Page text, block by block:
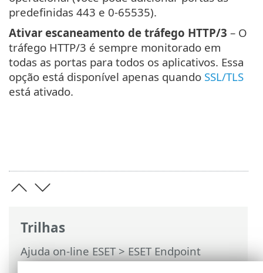
Trilhas
Ajuda on-line ESET>ESET Endpoint
Antivirus>Configuração avançada>
predefinidas 443 e 0-65535).
Ativar escaneamento de tráfego HTTP/3 – O
tráfego HTTP/3 é sempre monitorado em
todas as portas para todos os aplicativos. Essa
opção está disponível apenas quando SSL/TLS
está ativado.